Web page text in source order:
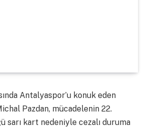
Antalyaspor’u konuk eden
Pazdan, mücadelenin 22.
sarı kart nedeniyle cezalı duruma